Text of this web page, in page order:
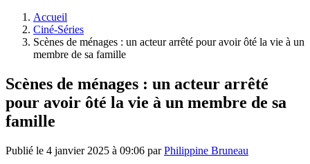
Accueil
Ciné-Séries
Scènes de ménages : un acteur arrêté pour avoir ôté la vie à un
membre de sa famille
Scènes de ménages : un acteur arrêté
pour avoir ôté la vie à un membre de sa
famille
Publié le 4 janvier 2025 à 09:06 parPhilippine Bruneau